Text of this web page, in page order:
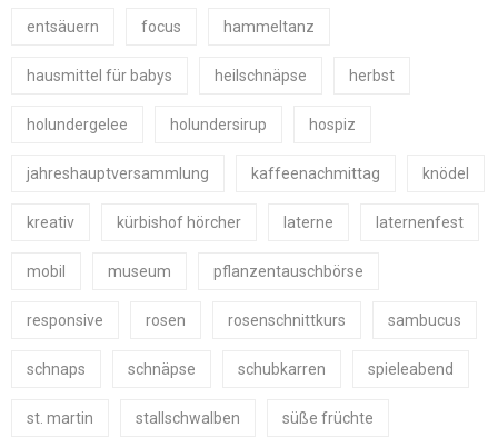
entsäuern focus hammeltanz
hausmittel für babys heilschnäpse herbst
holundergelee holundersirup hospiz
jahreshauptversammlung kaffeenachmittag knödel
kreativ kürbishof hörcher laterne laternenfest
mobil museum pflanzentauschbörse
responsive rosen rosenschnittkurs sambucus
schnaps schnäpse schubkarren spieleabend
st. martin stallschwalben süße früchte